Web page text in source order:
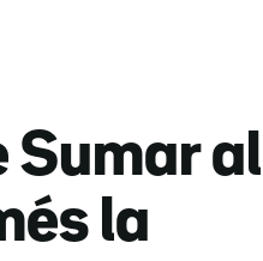
Sumar al
la